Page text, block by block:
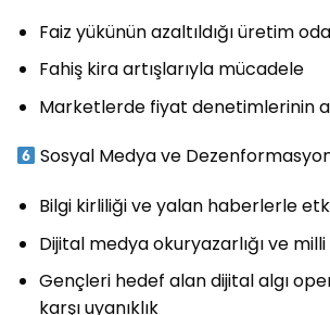
Faiz yükünün azaltıldığı üretim
Fahiş kira artışlarıyla mücadele
Marketlerde fiyat denetimlerinin
Sosyal Medya ve
Bilgi kirliliği ve yalan haberlerle
Dijital medya okuryazarlığı ve
Gençleri hedef alan dijital algı
karşı uyanıklık